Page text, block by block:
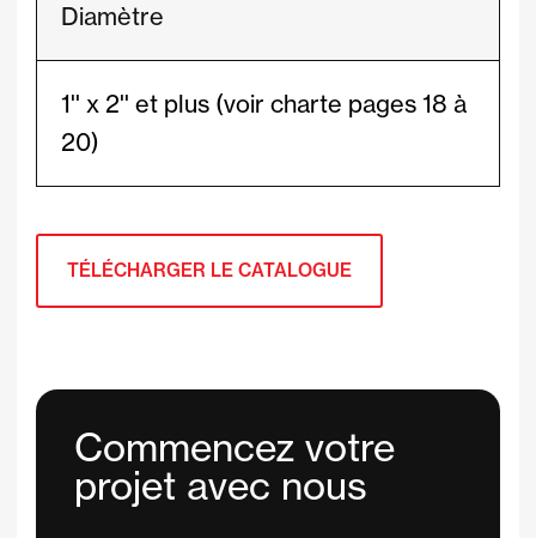
Diamètre
1'' x 2'' et plus (voir charte pages 18 à
20)
TÉLÉCHARGER LE CATALOGUE
Commencez votre
projet avec nous